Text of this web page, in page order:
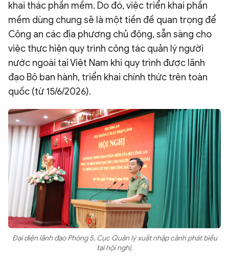
khai thác phần mềm. Do đó, việc triển khai phần
mềm dùng chung sẽ là một tiền đề quan trọng để
Công an các địa phương chủ động, sẵn sàng cho
việc thực hiện quy trình công tác quản lý người
nước ngoài tại Việt Nam khi quy trình được lãnh
đạo Bộ ban hành, triển khai chính thức trên toàn
quốc (từ 15/6/2026).
Đại diện lãnh đạo Phòng 5, Cục Quản lý xuất nhập cảnh phát biểu
tại hội nghị.